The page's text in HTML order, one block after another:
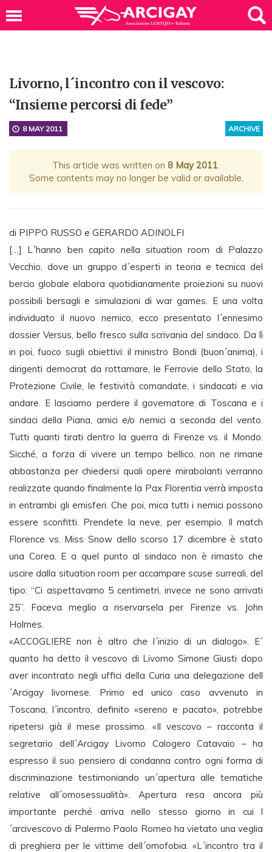
Livorno, l´incontro con il vescovo:
“Insieme percorsi di fede”
ARCHIVE
8 MAY 2011
This article was written on 8 May 2011.
Some contents may no longer be valid or available.
di PIPPO RUSSO e GERARDO ADINOLFI
[…] L´hanno ben capito nella situation room di Palazzo
Vecchio, dove un gruppo d´esperti in teoria e tecnica del
bercio globale elabora quotidianamente proiezioni su nuovi
possibili bersagli e simulazioni di war games. E una volta
individuato il nuovo nemico, ecco presentato l´ennesimo
dossier Versus, bello fresco sulla scrivania del sindaco. Da lì
in poi, fuoco sugli obiettivi: il ministro Bondi (buon´anima), i
dirigenti democrat da rottamare, le Ferrovie dello Stato, la
Protezione Civile, le festività comandate, i sindacati e via
andare. E lasciamo perdere il governatore di Toscana e i
sindaci della Piana, amici e/o nemici a seconda del vento.
Tutti quanti tirati dentro la guerra di Firenze vs. il Mondo.
Sicché, a forza di vivere un tempo bellico, non ne rimane
abbastanza per chiedersi quali opere mirabolanti verranno
realizzate quando finalmente la Pax Florentia verrà imposta
in entrambi gli emisferi. Che poi, mica tutti i nemici possono
essere sconfitti. Prendete la neve, per esempio. Il match
Florence vs. Miss Snow dello scorso 17 dicembre è stato
una Corea. E a quel punto al sindaco non è rimasto che
uscire dalla situation room per accampare scuse surreali, del
tipo: “Ci aspettavamo 5 centimetri, invece ne sono arrivati
25”. Faceva meglio a riservarsela per Firenze vs. John
Holmes.
«ACCOGLIERE non è altro che l´inizio di un dialogo». E´
quanto ha detto il vescovo di Livorno Simone Giusti dopo
aver incontrato negli uffici della Curia una delegazione dell
´Arcigay livornese. Primo ed unico caso avvenuto in
Toscana, l´incontro, definito «sereno e pacato», potrebbe
ripetersi già il mese prossimo. «Il vescovo – racconta il
segretario dell´Arcigay Livorno Calogero Catavaio – ha
espresso il suo pensiero di condanna contro ogni forma di
discriminazione testimoniando un´apertura alle tematiche
relative all´omosessualità». Apertura resa ancora più
importante perché arriva nello stesso giorno in cui l
´arcivescovo di Palermo Paolo Romeo ha vietato una veglia
di preghiera per le vittime dell´omofobia. «L´incontro tra il